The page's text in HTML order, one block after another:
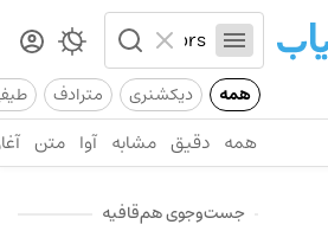
همه دیکشنری مترادف
همه دقیق مشابه آوا متن
جست‌وجوی هم‌قافیه